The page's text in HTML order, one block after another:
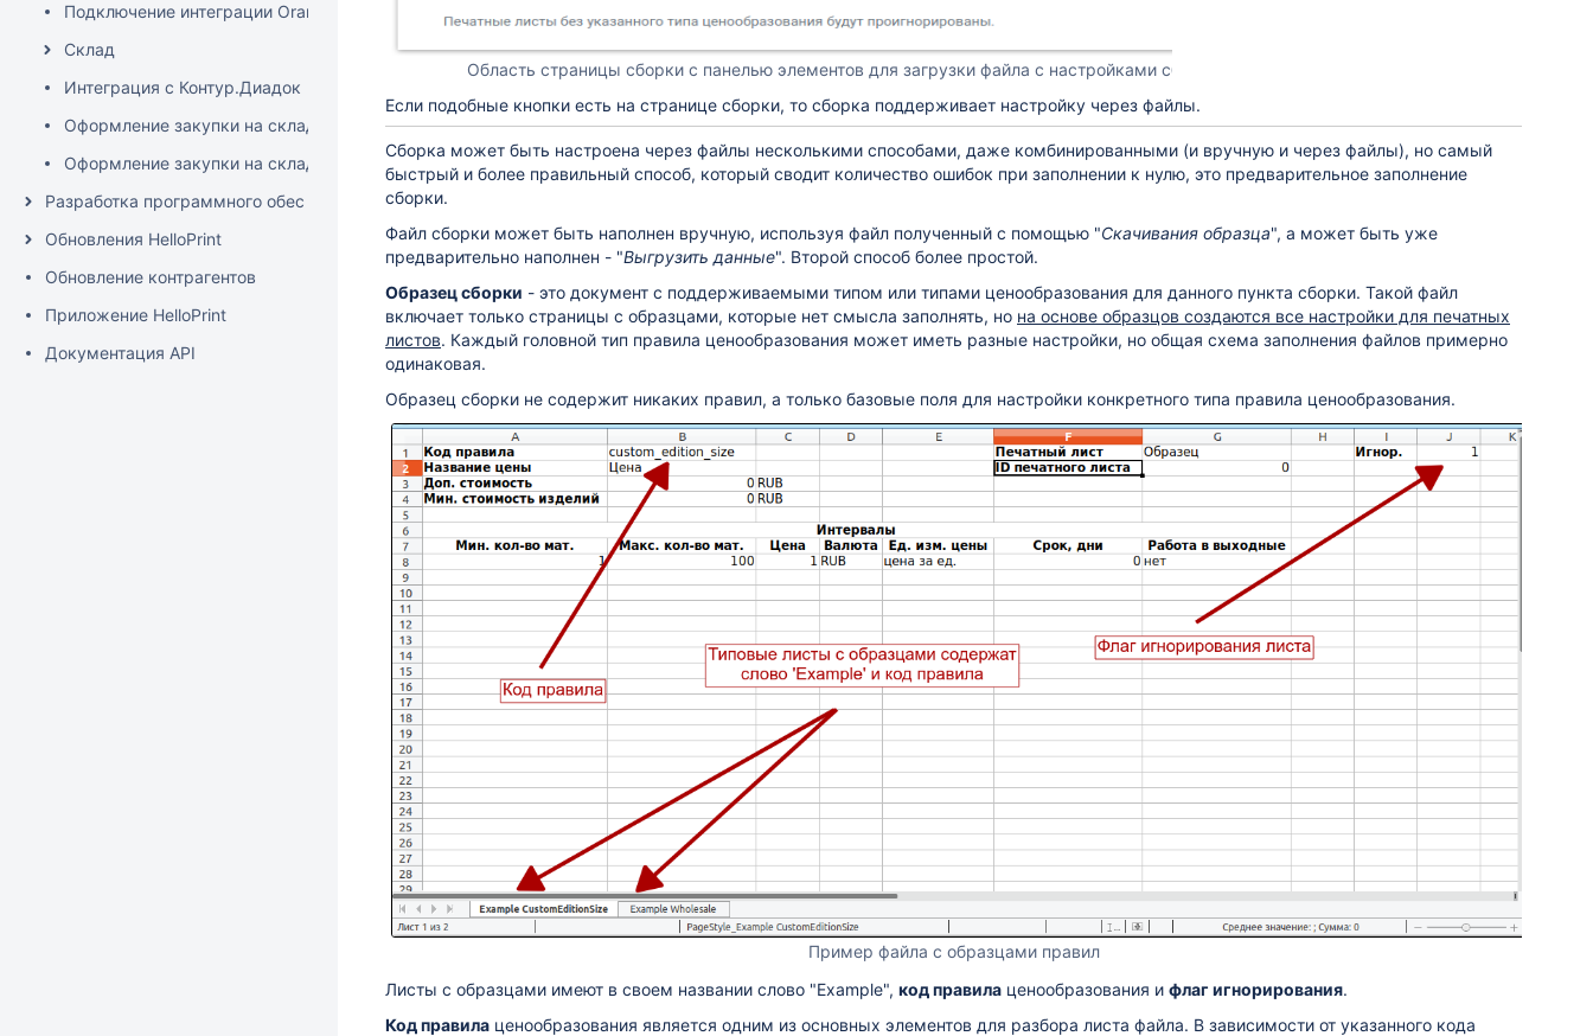
Подключение интеграции OrangeData
Склад
Интеграция с Контур.Диадок
Оформление закупки на склад
Оформление закупки на склад (короткая)
Разработка программного обеспечения
Обновления HelloPrint
Обновление контрагентов
Приложение HelloPrint
Документация API
Область страницы сборки с панелью элементов для загрузки файла с настройками сборки
Если подобные кнопки есть на странице сборки, то сборка поддерживает настройку через файлы.
Сборка может быть настроена через файлы несколькими способами, даже комбинированными (и вручную и через файлы), но самый
быстрый и более правильный способ, который сводит количество ошибок при заполнении к нулю, это предварительное заполнение
сборки.
Файл сборки может быть наполнен вручную, используя файл полученный с помощью "Скачивания образца", а может быть уже
предварительно наполнен - "Выгрузить данные". Второй способ более простой.
Образец сборки - это документ с поддерживаемыми типом или типами ценообразования для данного пункта сборки. Такой файл
включает только страницы с образцами, которые нет смысла заполнять, но на основе образцов создаются все настройки для печатных
листов. Каждый головной тип правила ценообразования может иметь разные настройки, но общая схема заполнения файлов примерно
одинаковая.
Образец сборки не содержит никаких правил, а только базовые поля для настройки конкретного типа правила ценообразования.
Пример файла с образцами правил
Листы с образцами имеют в своем названии слово "Example", код правила ценообразования и флаг игнорирования.
Код правила ценообразования является одним из основных элементов для разбора листа файла. В зависимости от указанного кода